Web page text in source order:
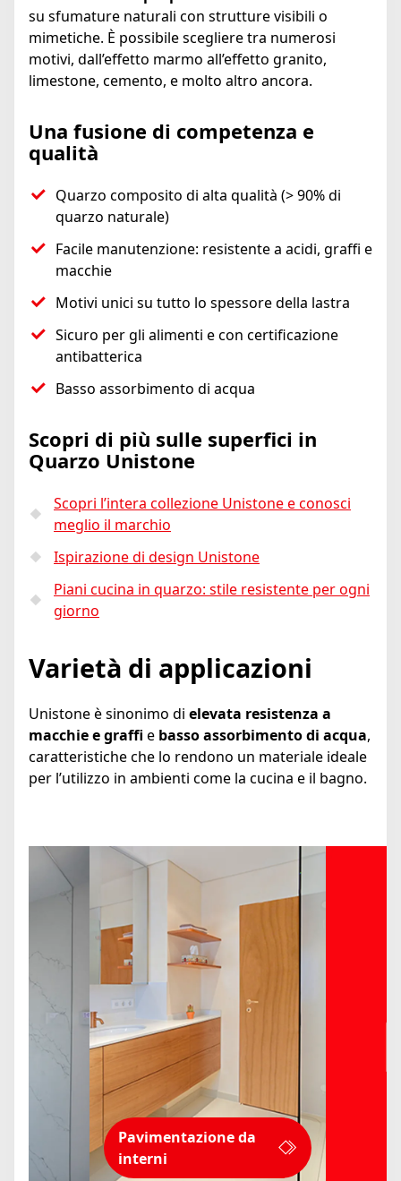
su sfumature naturali con strutture visibili o
mimetiche. È possibile scegliere tra numerosi
motivi, dall’effetto marmo all’effetto granito,
limestone, cemento, e molto altro ancora.
Una fusione di competenza e
qualità
Quarzo composito di alta qualità (> 90% di
quarzo naturale)
Facile manutenzione: resistente a acidi, graffi e
macchie
Motivi unici su tutto lo spessore della lastra
Sicuro per gli alimenti e con certificazione
antibatterica
Basso assorbimento di acqua
Scopri di più sulle superfici in
Quarzo Unistone
Scopri l’intera collezione Unistone e conosci
meglio il marchio
Ispirazione di design Unistone
Piani cucina in quarzo: stile resistente per ogni
giorno
Varietà di applicazioni
Unistone è sinonimo di elevata resistenza a
macchie e graffi e basso assorbimento di acqua,
caratteristiche che lo rendono un materiale ideale
per l’utilizzo in ambienti come la cucina e il bagno.
Pavimentazione da
interni